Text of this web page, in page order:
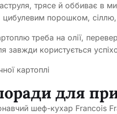
трясе й оббиває в
цибулевим порошком,
треба на олії,
завжди користується
картоплі
для
шеф-кухар Francois